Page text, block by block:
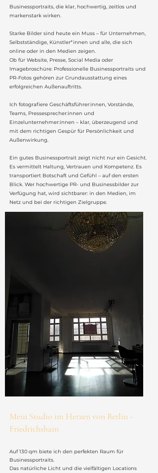
Businessportraits, die klar, hochwertig, zeitlos und
markenstark wirken.
Starke Bilder sind heute ein Muss – für Unternehmen,
Selbstständige, Künstler*innen und alle, die sich
online oder in den Medien zeigen.
Ob für Website, Presse, Social Media oder
Imagebroschüre: Professionelle Businessportraits und
PR-Fotos gehören zur Grundausstattung eines
erfolgreichen Außenauftritts.
Ich fotografiere Geschäftsführer:innen, Vorstände,
Teams, Pressesprecher:innen und
Einzelunternehmer:innen – klar, überzeugend und
mit dem richtigen Gespür für Persönlichkeit und
Außenwirkung.
Ein gutes Businessportrait zeigt nicht nur ein Gesicht.
Es vermittelt Haltung, Vertrauen und Kompetenz. Es
transportiert Botschaft und Gefühl – auf den ersten
Blick. Wer hochwertige PR- und Businessbilder zur
Verfügung hat, wird sichtbarer: in den Medien, im
Netz und bei der richtigen Zielgruppe.
Mein Studio im Herzen von Berlin -
Friedrichshain
Auf 130 qm biete ich den perfekten Raum für
Businessportraits.
Das natürliche Licht und die vielfältigen Locations